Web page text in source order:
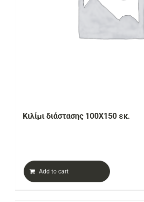
Κιλίμι διάστασης 100Χ150 εκ.
Add to cart